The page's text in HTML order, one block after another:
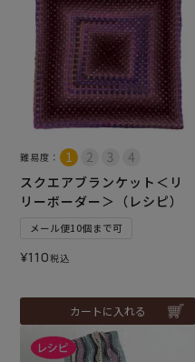
難易度：
スクエアブランケット＜リ
リーボーダー＞（レシピ）
メール便10個まで可
¥110税込
カートに入れる